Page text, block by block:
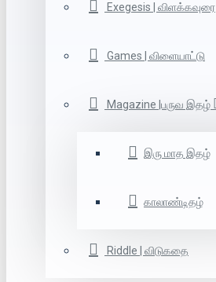
Exegesis | விளக்கவுரை
Games | விளையாட்டு
Magazine |பருவ இதழ்
இரு மாத இதழ்
காலாண்டிதழ்
Riddle | விடுகதை